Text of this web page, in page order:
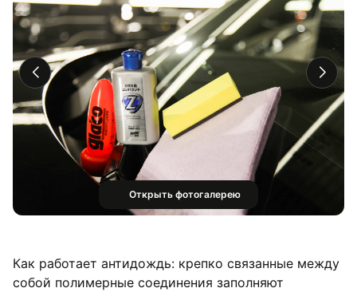
Открыть фотогалерею
Как работает антидождь: крепко связанные между
собой полимерные соединения заполняют